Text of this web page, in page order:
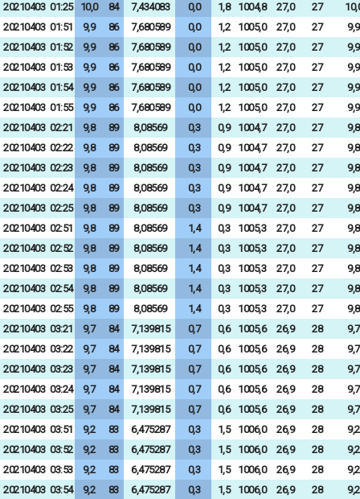
20210403 01:25 10,0 84 7,434083 0,0 1,8 1004,8 27,0 27
20210403 01:51 9,9 86 7,680589 0,0 1,2 1005,0 27,0 27
9,9
20210403 01:52 9,9 86 7,680589 0,0 1,2 1005,0 27,0 27
9,9
20210403 01:53 9,9 86 7,680589 0,0 1,2 1005,0 27,0 27
9,9
20210403 01:54 9,9 86 7,680589 0,0 1,2 1005,0 27,0 27
9,9
20210403 01:55 9,9 86 7,680589 0,0 1,2 1005,0 27,0 27
9,9
20210403 02:21 9,8 89 8,08569 0,3 0,9 1004,7 27,0 27
9,8
20210403 02:22 9,8 89 8,08569 0,3 0,9 1004,7 27,0 27
9,8
20210403 02:23 9,8 89 8,08569 0,3 0,9 1004,7 27,0 27
9,8
20210403 02:24 9,8 89 8,08569 0,3 0,9 1004,7 27,0 27
9,8
20210403 02:25 9,8 89 8,08569 0,3 0,9 1004,7 27,0 27
9,8
20210403 02:51 9,8 89 8,08569 1,4 0,3 1005,3 27,0 27
9,8
20210403 02:52 9,8 89 8,08569 1,4 0,3 1005,3 27,0 27
9,8
20210403 02:53 9,8 89 8,08569 1,4 0,3 1005,3 27,0 27
9,8
20210403 02:54 9,8 89 8,08569 1,4 0,3 1005,3 27,0 27
9,8
20210403 02:55 9,8 89 8,08569 1,4 0,3 1005,3 27,0 27
9,8
20210403 03:21 9,7 84 7,139815 0,7 0,6 1005,6 26,9 28
9,7
20210403 03:22 9,7 84 7,139815 0,7 0,6 1005,6 26,9 28
9,7
20210403 03:23 9,7 84 7,139815 0,7 0,6 1005,6 26,9 28
9,7
20210403 03:24 9,7 84 7,139815 0,7 0,6 1005,6 26,9 28
9,7
20210403 03:25 9,7 84 7,139815 0,7 0,6 1005,6 26,9 28
9,7
20210403 03:51 9,2 83 6,475287 0,3 1,5 1006,0 26,9 28
9,2
20210403 03:52 9,2 83 6,475287 0,3 1,5 1006,0 26,9 28
9,2
20210403 03:53 9,2 83 6,475287 0,3 1,5 1006,0 26,9 28
9,2
20210403 03:54 9,2 83 6,475287 0,3 1,5 1006,0 26,9 28
9,2